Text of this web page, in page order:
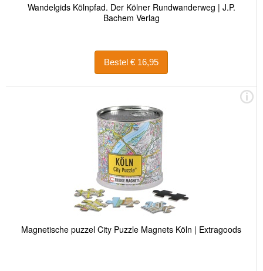
Wandelgids Kölnpfad. Der Kölner Rundwanderweg | J.P.
Bachem Verlag
Bestel € 16,95
Magnetische puzzel City Puzzle Magnets Köln | Extragoods